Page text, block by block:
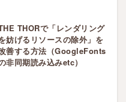
THORで「レンダリング
妨げるリソースの除外」を
善する方法（GoogleFonts
非同期読み込みetc）